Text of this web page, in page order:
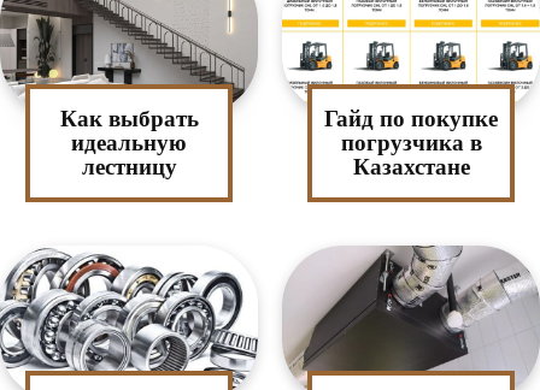
Как выбрать
идеальную
лестницу
Гайд по покупке
погрузчика в
Казахстане